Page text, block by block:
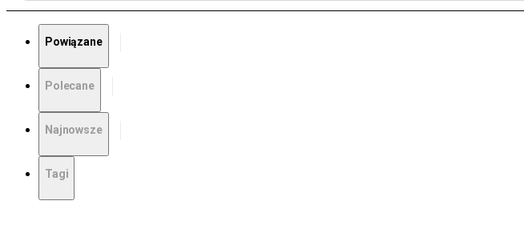
Powiązane
Polecane
Najnowsze
Tagi